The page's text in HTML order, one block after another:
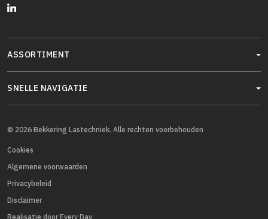
ASSORTIMENT
SNELLE NAVIGATIE
© 2026 Bekkering Lastechniek. Alle rechten voorbehouden
Cookies
Algemene voorwaarden
Privacybeleid
Disclaimer
Realisatie door Every Day